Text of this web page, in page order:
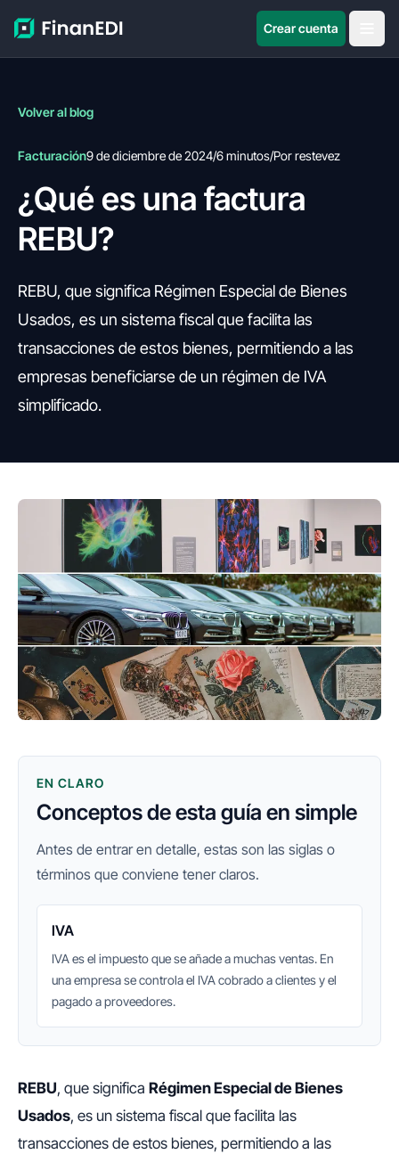
Crear cuenta
Volver al blog
Facturación9 de diciembre de 2024/6 minutos/Por restevez
¿Qué es una factura
REBU?
REBU, que significa Régimen Especial de Bienes
Usados, es un sistema fiscal que facilita las
transacciones de estos bienes, permitiendo a las
empresas beneficiarse de un régimen de IVA
simplificado.
EN CLARO
Conceptos de esta guía en simple
Antes de entrar en detalle, estas son las siglas o
términos que conviene tener claros.
IVA
IVA es el impuesto que se añade a muchas ventas. En
una empresa se controla el IVA cobrado a clientes y el
pagado a proveedores.
REBU, que significa Régimen Especial de Bienes
Usados, es un sistema fiscal que facilita las
transacciones de estos bienes, permitiendo a las